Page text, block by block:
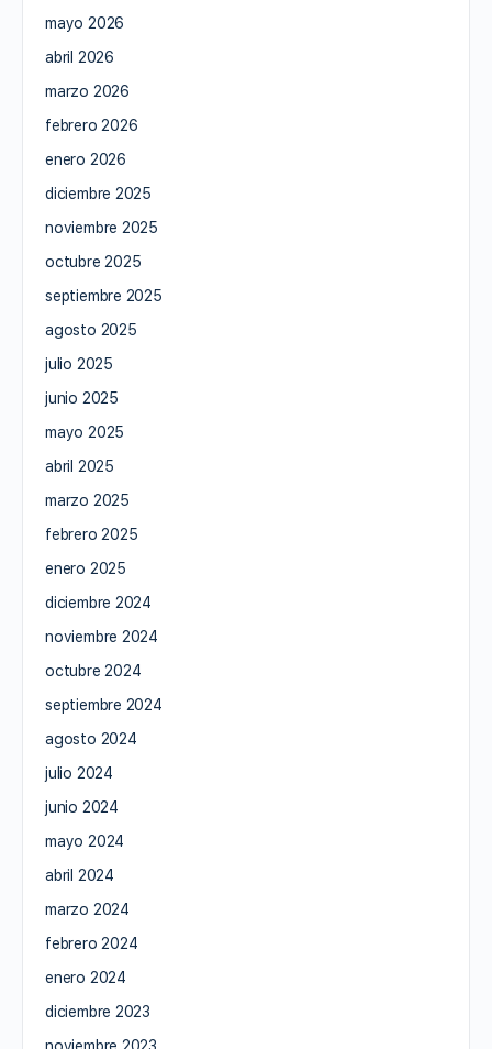
mayo 2026
abril 2026
marzo 2026
febrero 2026
enero 2026
diciembre 2025
noviembre 2025
octubre 2025
septiembre 2025
agosto 2025
julio 2025
junio 2025
mayo 2025
abril 2025
marzo 2025
febrero 2025
enero 2025
diciembre 2024
noviembre 2024
octubre 2024
septiembre 2024
agosto 2024
julio 2024
junio 2024
mayo 2024
abril 2024
marzo 2024
febrero 2024
enero 2024
diciembre 2023